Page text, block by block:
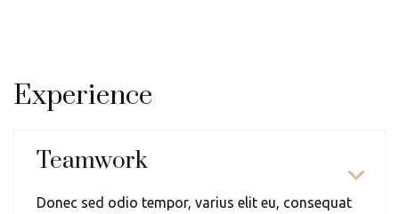
Experience
Teamwork
Donec sed odio tempor, varius elit eu, consequat